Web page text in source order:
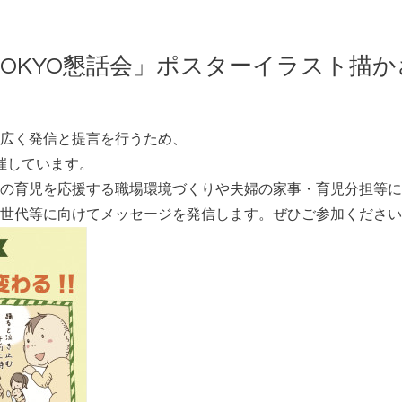
懇話会」ポスターイラスト描
く発信と提言を行うため、
しています。
育児を応援する職場環境づくりや夫婦の家事・育児分担等
代等に向けてメッセージを発信します。ぜひご参加くださ